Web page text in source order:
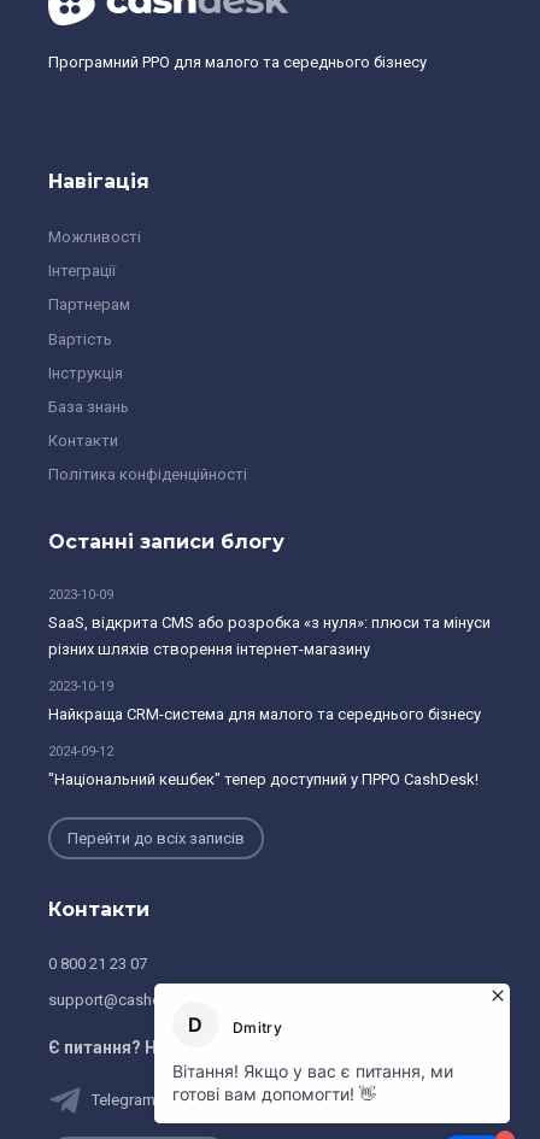
Програмний РРО для малого та середнього бізнесу
Навігація
Можливості
Інтеграції
Партнерам
Вартість
Інструкція
База знань
Контакти
Політика конфіденційності
Останні записи блогу
2023-10-09
SaaS, відкрита CMS або розробка «з нуля»: плюси та мінуси
різних шляхів створення інтернет-магазину
2023-10-19
Найкраща CRM-система для малого та середнього бізнесу
2024-09-12
"Національний кешбек" тепер доступний у ПРРО CashDesk!
Перейти до всіх записів
Контакти
0 800 21 23 07
support@cashdesk.ua
Є питання? Напишiть нам:
Telegram Viber